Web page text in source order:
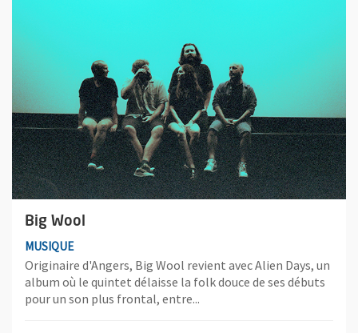
Big Wool
MUSIQUE
Originaire d'Angers, Big Wool revient avec Alien Days, un
album où le quintet délaisse la folk douce de ses débuts
pour un son plus frontal, entre...